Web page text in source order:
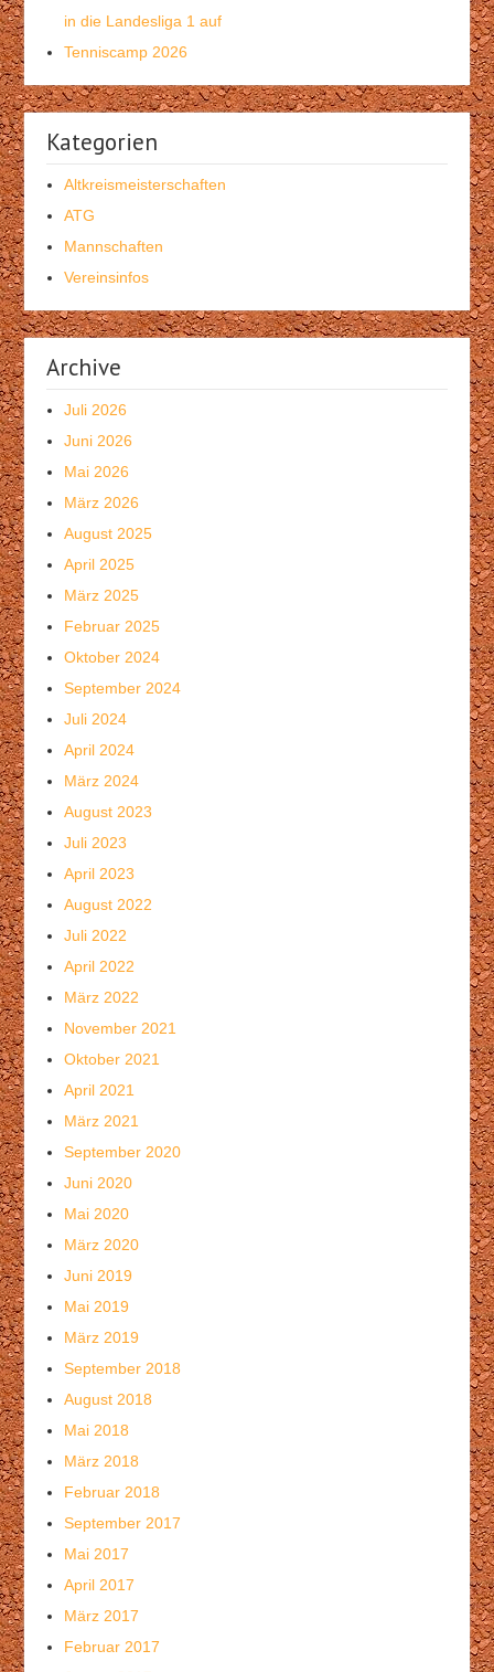
in die Landesliga 1 auf
Tenniscamp 2026
Kategorien
Altkreismeisterschaften
ATG
Mannschaften
Vereinsinfos
Archive
Juli 2026
Juni 2026
Mai 2026
März 2026
August 2025
April 2025
März 2025
Februar 2025
Oktober 2024
September 2024
Juli 2024
April 2024
März 2024
August 2023
Juli 2023
April 2023
August 2022
Juli 2022
April 2022
März 2022
November 2021
Oktober 2021
April 2021
März 2021
September 2020
Juni 2020
Mai 2020
März 2020
Juni 2019
Mai 2019
März 2019
September 2018
August 2018
Mai 2018
März 2018
Februar 2018
September 2017
Mai 2017
April 2017
März 2017
Februar 2017